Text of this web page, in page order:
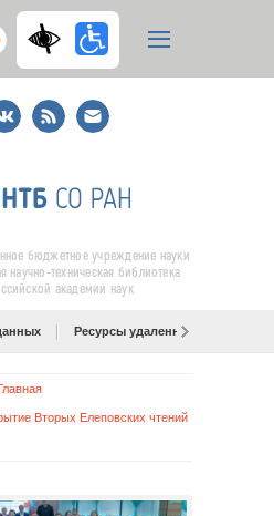
RSS
E-
mail
подписка
бюджетное учреждение науки
научно-техническая библиотека
академии наук
Ресурсы удаленного доступа
Вторых Елеповских чтений